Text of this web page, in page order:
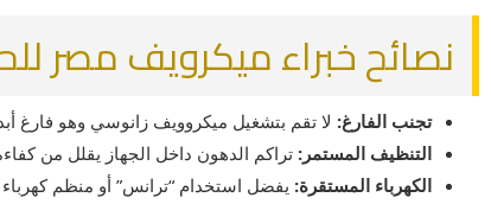
نصائح خبراء ميكرويف مصر
تجنب الفارغ: لا تقم بتشغيل ميكروويف زانوسي وهو فارغ
التنظيف المستمر: تراكم الدهون داخل الجهاز يقلل من
الكهرباء المستقرة: يفضل استخدام “ترانس” أو منظم